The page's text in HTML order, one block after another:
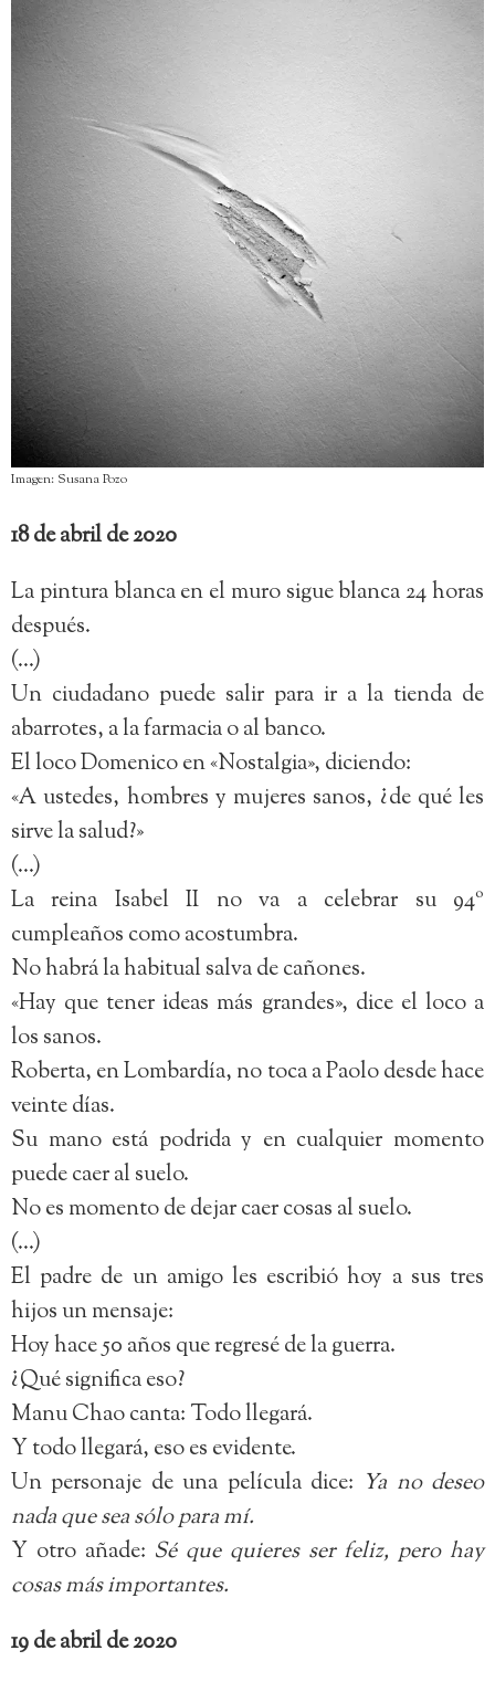
Imagen: Susana Pozo
18 de abril de 2020
La pintura blanca en el muro sigue blanca 24 horas
después.
(…)
Un ciudadano puede salir para ir a la tienda de
abarrotes, a la farmacia o al banco.
El loco Domenico en «Nostalgia», diciendo:
«A ustedes, hombres y mujeres sanos, ¿de qué les
sirve la salud?»
(…)
La reina Isabel II no va a celebrar su 94º
cumpleaños como acostumbra.
No habrá la habitual salva de cañones.
«Hay que tener ideas más grandes», dice el loco a
los sanos.
Roberta, en Lombardía, no toca a Paolo desde hace
veinte días.
Su mano está podrida y en cualquier momento
puede caer al suelo.
No es momento de dejar caer cosas al suelo.
(…)
El padre de un amigo les escribió hoy a sus tres
hijos un mensaje:
Hoy hace 50 años que regresé de la guerra.
¿Qué significa eso?
Manu Chao canta: Todo llegará.
Y todo llegará, eso es evidente.
Un personaje de una película dice: Ya no deseo
nada que sea sólo para mí.
Y otro añade: Sé que quieres ser feliz, pero hay
cosas más importantes.
19 de abril de 2020